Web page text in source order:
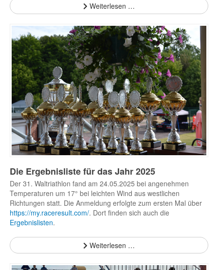
Weiterlesen …
Die Ergebnisliste für das Jahr 2025
Der 31. Waltriathlon fand am 24.05.2025 bei angenehmen
Temperaturen um 17° bei leichten Wind aus westlichen
Richtungen statt. Die Anmeldung erfolgte zum ersten Mal über
https://my.raceresult.com/. Dort finden sich auch die
Ergebnislisten.
Weiterlesen …